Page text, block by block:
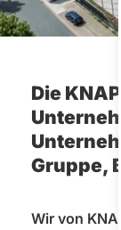
Die
Gruppe,
Wir von